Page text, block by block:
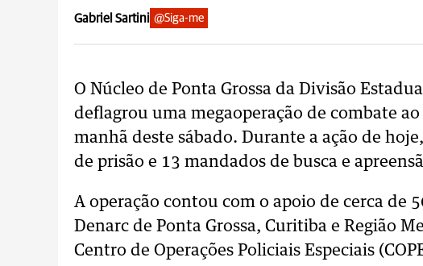
Gabriel Sartini @Siga-me
O Núcleo de Ponta Grossa da Divisão
deflagrou uma megaoperação de combate
manhã deste sábado. Durante a ação de
de prisão e 13 mandados de busca e
A operação contou com o apoio de cerca de
Denarc de Ponta Grossa, Curitiba e Região
Centro de Operações Policiais Especiais